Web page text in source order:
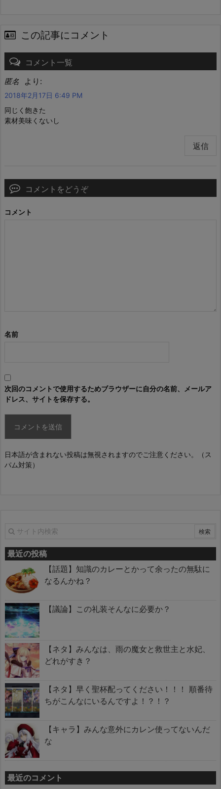
この記事にコメント
コメント一覧
匿名 より:
2018年2月17日 6:49 PM
同じく飽きた
素材美味くないし
返信
コメントをどうぞ
コメント
名前
次回のコメントで使用するためブラウザーに自分の名前、メールア
ドレス、サイトを保存する。
日本語が含まれない投稿は無視されますのでご注意ください。（ス
パム対策）
最近の投稿
【話題】知識のカレーとかって余ったの無駄に
なるんかね？
【議論】この礼装そんなに必要か？
【ネタ】みんなは、雨の魔女と救世主と水妃、
どれがすき？
【ネタ】早く聖杯配ってください！！！ 順番待
ちがこんなにいるんですよ！？！？
【キャラ】みんな意外にカレン使ってないんだ
な
最近のコメント